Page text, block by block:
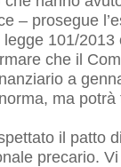
– prosegue
101/
che il
a
ma
il patto
precario.